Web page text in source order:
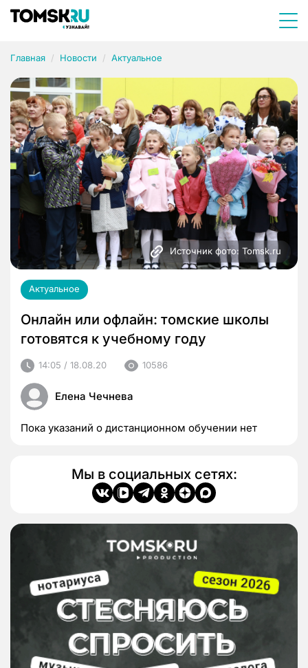
Главная Новости Актуальное
Источник фото: Tomsk.ru
Актуальное
Онлайн или офлайн: томские школы
готовятся к учебному году
14:05 / 18.08.20 10586
Елена Чечнева
Пока указаний о дистанционном обучении нет
Мы в социальных сетях: